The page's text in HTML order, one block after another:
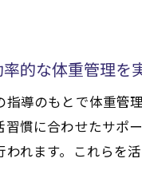
的な体重管理を
導のもとで体重管
慣に合わせたサポ
れます。これらを